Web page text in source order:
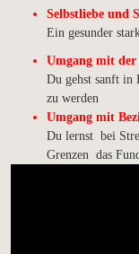
Selbstliebe und
Ein gesunder
Umgang mit der
Du gehst sanft in
zu werden
Umgang mit
Du lernst bei
Grenzen das